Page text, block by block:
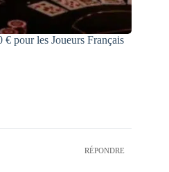
pour les Joueurs Français
RÉPONDRE